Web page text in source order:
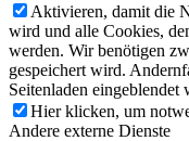
Aktivieren, damit die
wird und alle Cookies,
werden. Wir benötigen
gespeichert wird.
Seitenladen eingeblendet
Hier klicken, um
Andere externe Dienste